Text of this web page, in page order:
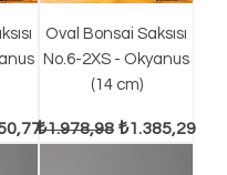
Fiyat
Oval Bonsai Saksısı
No.6-2XS - Okyanus
(14 cm)
Normal Fiyat
₺1.978,98 İndirimli Fiyat
₺1.385,29